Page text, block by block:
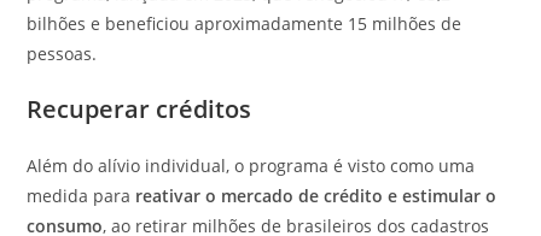
bilhões e beneficiou aproximadamente 15 milhões de
pessoas.
Recuperar créditos
Além do alívio individual, o programa é visto como uma
medida para reativar o mercado de crédito e estimular o
consumo, ao retirar milhões de brasileiros dos cadastros